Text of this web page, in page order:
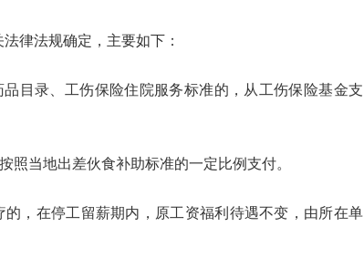
律法规确定，主要如下：
录、工伤保险住院服务标准的，从工伤保险基金支
当地出差伙食补助标准的一定比例支付。
在停工留薪期内，原工资福利待遇不变，由所在单